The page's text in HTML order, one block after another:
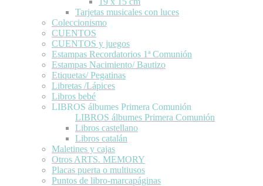
Tarjetas musicales con luces
Coleccionismo
CUENTOS
CUENTOS y juegos
Estampas Recordatorios 1ª Comunión
Estampas Nacimiento/ Bautizo
Etiquetas/ Pegatinas
Libretas /Lápices
Libros bebé
LIBROS álbumes Primera Comunión
LIBROS álbumes Primera Comunión
Libros castellano
Libros catalán
Maletines y cajas
Otros ARTS. MEMORY
Placas puerta o multiusos
Puntos de libro-marcapáginas